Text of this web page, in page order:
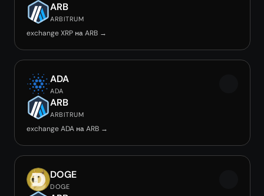
ARB
ARBITRUM
exchange XRP на ARB →
ADA
ADA
ARB
ARBITRUM
exchange ADA на ARB →
DOGE
DOGE